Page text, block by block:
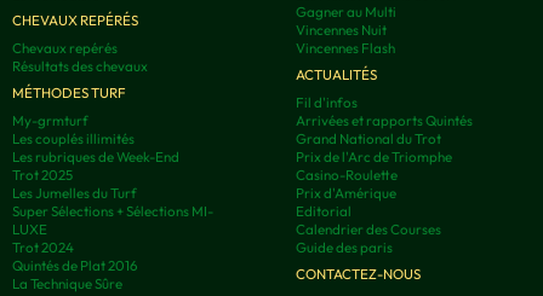
CHEVAUX REPÉRÉS
Chevaux repérés
Résultats des chevaux
MÉTHODES TURF
My-grmturf
Les couplés illimités
Les rubriques de Week-End
Trot 2025
Les Jumelles du Turf
Super Sélections + Sélections MI-
LUXE
Trot 2024
Quintés de Plat 2016
La Technique Sûre
Gagner au Multi
Vincennes Nuit
Vincennes Flash
ACTUALITÉS
Fil d'infos
Arrivées et rapports Quintés
Grand National du Trot
Prix de l'Arc de Triomphe
Casino-Roulette
Prix d'Amérique
Editorial
Calendrier des Courses
Guide des paris
CONTACTEZ-NOUS